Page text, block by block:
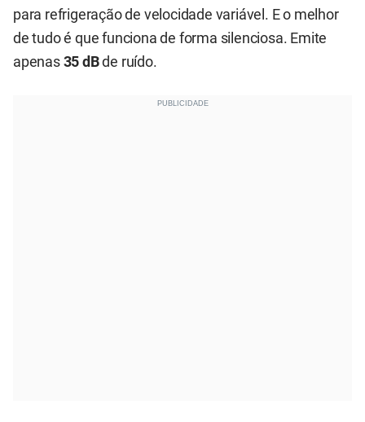
para refrigeração de velocidade variável. E o melhor
de tudo é que funciona de forma silenciosa. Emite
apenas 35 dBde ruído.